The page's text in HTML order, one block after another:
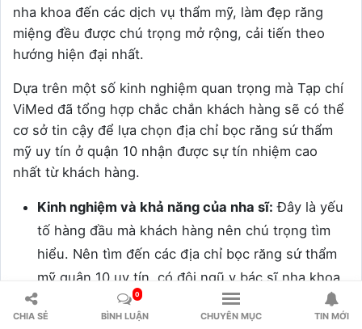
nha khoa đến các dịch vụ thẩm mỹ, làm đẹp răng
miệng đều được chú trọng mở rộng, cải tiến theo
hướng hiện đại nhất.
Dựa trên một số kinh nghiệm quan trọng mà Tạp chí
ViMed đã tổng hợp chắc chắn khách hàng sẽ có thể
cơ sở tin cậy để lựa chọn địa chỉ bọc răng sứ thẩm
mỹ uy tín ở quận 10 nhận được sự tín nhiệm cao
nhất từ khách hàng.
Kinh nghiệm và khả năng của nha sĩ: Đây là yếu
tố hàng đầu mà khách hàng nên chú trọng tìm
hiểu. Nên tìm đến các địa chỉ bọc răng sứ thẩm
mỹ quận 10 uy tín, có đội ngũ y bác sĩ nha khoa
giỏi, dày dạn kinh nghiệm. Tránh các địa chỉ hoạt
động trái phép với các bác sĩ chuyên khám nha
CHIA SẺ
0
BÌNH LUẬN CHUYÊN MỤC TIN MỚI